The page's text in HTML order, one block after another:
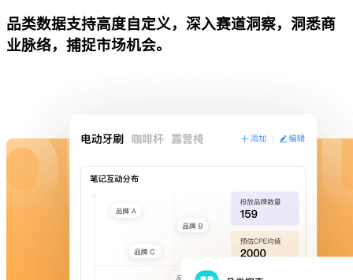
品类数据支持高度自定义，深入赛道洞察，洞悉商
业脉络，捕捉市场机会。